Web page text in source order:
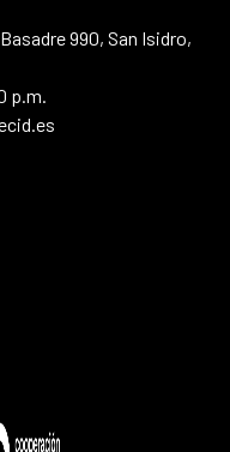
990, San Isidro,
p.m.